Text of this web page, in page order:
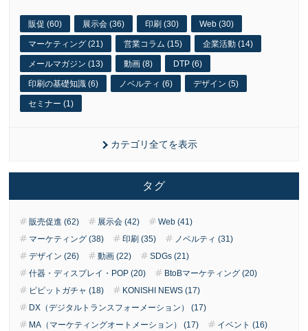
販促 (60) 展示会 (36) 印刷 (30) Web (30)
マーケティング (21) 営業コラム (15) 企業活動 (14)
メールマガジン (13) 動画 (8) DTP (6)
印刷の基礎知識 (6) ノベルティ (6) デザイン (5)
セミナー (1)
カテゴリ全てを表示
タグ
販売促進 (62) 展示会 (42)
Web (41)
マーケティング (38)
印刷 (35)
ノベルティ (31)
デザイン (26)
動画 (22)
SDGs (21)
什器・ディスプレイ・POP (20)
BtoBマーケティング (20)
ピピットガチャ (18)
KONISHI NEWS (17)
DX（デジタルトランスフォーメーション） (17)
MA（マーケティングオートメーション） (17)
イベント (16)